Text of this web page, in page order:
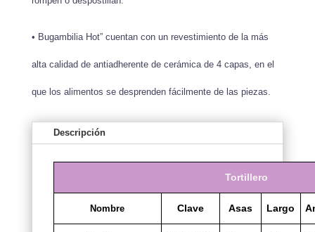
• Bugambilia Hot” cuentan con un revestimiento de la más
alta calidad de antiadherente de cerámica de 4 capas, en el
que los alimentos se desprenden fácilmente de las piezas.
Descripción
Tortillero
Nombre Clave Asas Largo